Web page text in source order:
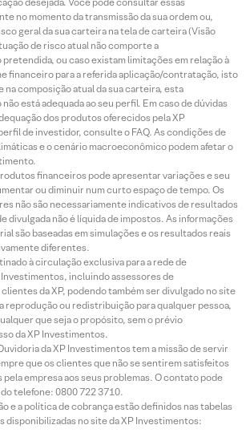
no momento da transmissão da sua ordem ou,
geral da sua carteira na tela de carteira (Visão
de risco atual não comporte a
ou caso existam limitações em relação à
financeiro para a referida aplicação/contratação, isto
na composição atual da sua carteira, esta
está adequada ao seu perfil. Em caso de dúvidas
dos produtos oferecidos pela XP
de investidor, consulte o FAQ. As condições de
e o cenário macroeconômico podem afetar o
financeiros pode apresentar variações e seu
ou diminuir num curto espaço de tempo. Os
não são necessariamente indicativos de resultados
divulgada não é líquida de impostos. As informações
são baseadas em simulações e os resultados reais
diferentes.
à circulação exclusiva para a rede de
incluindo assessores de
da XP, podendo também ser divulgado no site
reprodução ou redistribuição para qualquer pessoa,
que seja o propósito, sem o prévio
da XP Investimentos.
da XP Investimentos tem a missão de servir
que os clientes que não se sentirem satisfeitos
pela empresa aos seus problemas. O contato pode
telefone: 0800 722 3710.
e a política de cobrança estão definidos nas tabelas
disponibilizadas no site da XP Investimentos: